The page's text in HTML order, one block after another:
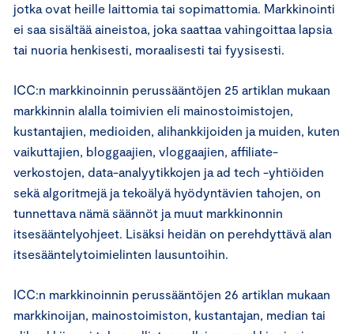
jotka ovat heille laittomia tai sopimattomia. Markkinointi
ei saa sisältää aineistoa, joka saattaa vahingoittaa lapsia
tai nuoria henkisesti, moraalisesti tai fyysisesti.
ICC:n markkinoinnin perussääntöjen 25 artiklan mukaan
markkinnin alalla toimivien eli mainostoimistojen,
kustantajien, medioiden, alihankkijoiden ja muiden, kuten
vaikuttajien, bloggaajien, vloggaajien, affiliate-
verkostojen, data-analyytikkojen ja ad tech -yhtiöiden
sekä algoritmejä ja tekoälyä hyödyntävien tahojen, on
tunnettava nämä säännöt ja muut markkinonnin
itsesääntelyohjeet. Lisäksi heidän on perehdyttävä alan
itsesääntelytoimielinten lausuntoihin.
ICC:n markkinoinnin perussääntöjen 26 artiklan mukaan
markkinoijan, mainostoimiston, kustantajan, median tai